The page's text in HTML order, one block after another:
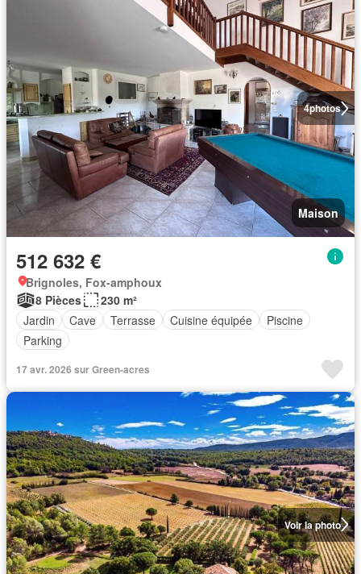
4photos
Maison
512 632 €
Brignoles, Fox-amphoux
8 Pièces
230 m²
Jardin
Cave Terrasse Cuisine équipée
Piscine
Parking
17 avr. 2026 sur Green-acres
Voir la photo